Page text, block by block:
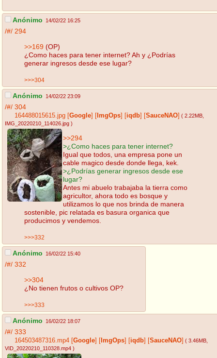
Anónimo 14/02/22 16:25
/#/ 294
>>169 (OP)
¿Como haces para tener internet? Ah y ¿Podrías
generar ingresos desde ese lugar?
>>>304
Anónimo 14/02/22 23:09
/#/ 304
164488015615.jpg Google ImgOps iqdb SauceNAO ( 2.22MB
IMG_20220210_114026.jpg )
>>294
>¿Como haces para tener internet?
Igual que todos, una empresa pone un
cable magico desde donde llega, kek.
>¿Podrías generar ingresos desde ese
lugar?
Antes mi abuelo trabajaba la tierra como
agricultor, ahora todo es bosque y
utilizamos lo que nos brinda de manera
sostenible, pic relatada es basura organica que
producimos y vendemos.
>>>332
Anónimo 16/02/22 15:40
/#/ 332
>>304
¿No tienen frutos o cultivos OP?
>>>333
Anónimo 16/02/22 18:07
/#/ 333
164503487316.mp4 Google ImgOps iqdb SauceNAO ( 3.46MB
VID_20220210_110328.mp4 )